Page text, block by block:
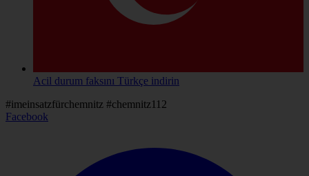
Acil durum faksını Türkçe indirin
#imeinsatzfürchemnitz #chemnitz112
Facebook